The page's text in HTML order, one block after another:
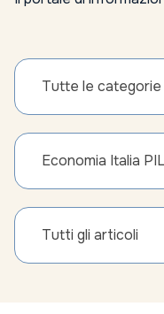
Tutte le categorie
Economia Italia
Tutti gli articoli